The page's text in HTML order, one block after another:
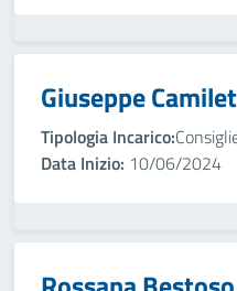
Giuseppe
Tipologia Incarico:
Data Inizio: 10/06/2024